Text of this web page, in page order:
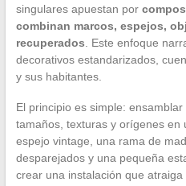
singulares apuestan por
combinan marcos, espejos,
recuperados . Este enfoque
decorativos estandarizados,
y sus habitantes.
El principio es simple:
tamaños, texturas y orígenes en
espejo vintage, una rama de
desparejados y una pequeña
crear una instalación que atraiga